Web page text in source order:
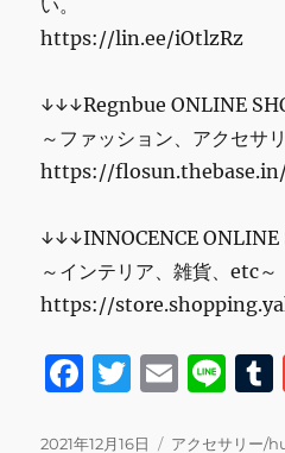
い。
https://lin.ee/iOtlzRz
↓↓↓Regnbue ONLINE
～ファッション、アクセサ
https://
↓↓↓INNOCENCE
～インテリア、雑貨、etc～
https://
F
T
E
Li
投
2021年12月16日
カ
アクセサリー